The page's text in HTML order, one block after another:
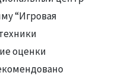
“Игровая
оценки